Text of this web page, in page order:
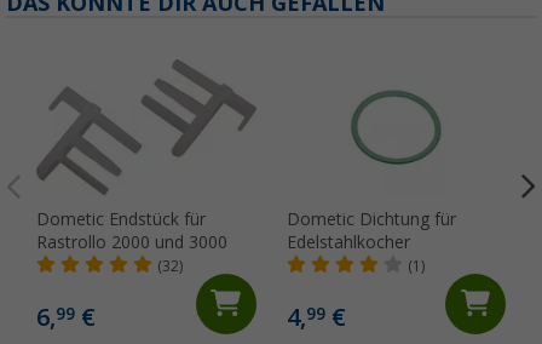
Dometic Endstück für
Rastrollo 2000 und 3000
(32)
6,99 €
Dometic Dichtung für
Edelstahlkocher
(1)
4,99€